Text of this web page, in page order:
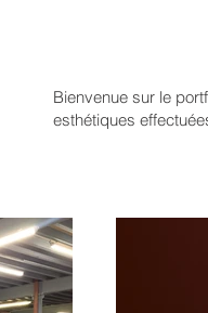
Bienvenue sur le
esthétiques